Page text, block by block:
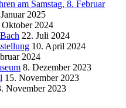
am Samstag, 8. Februar
2025
Oktober 2024
22. Juli 2024
10. April 2024
2024
8. Dezember 2023
15. November 2023
November 2023